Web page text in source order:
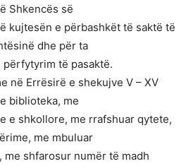
Shkencës së
kujtesën e përbashkët të saktë të
dhe për ta
të pasaktë.
në Errësirë e shekujve V – XV
biblioteka, me
e shkollore, me rrafshuar qytete,
me mbuluar
me shfarosur numër të madh